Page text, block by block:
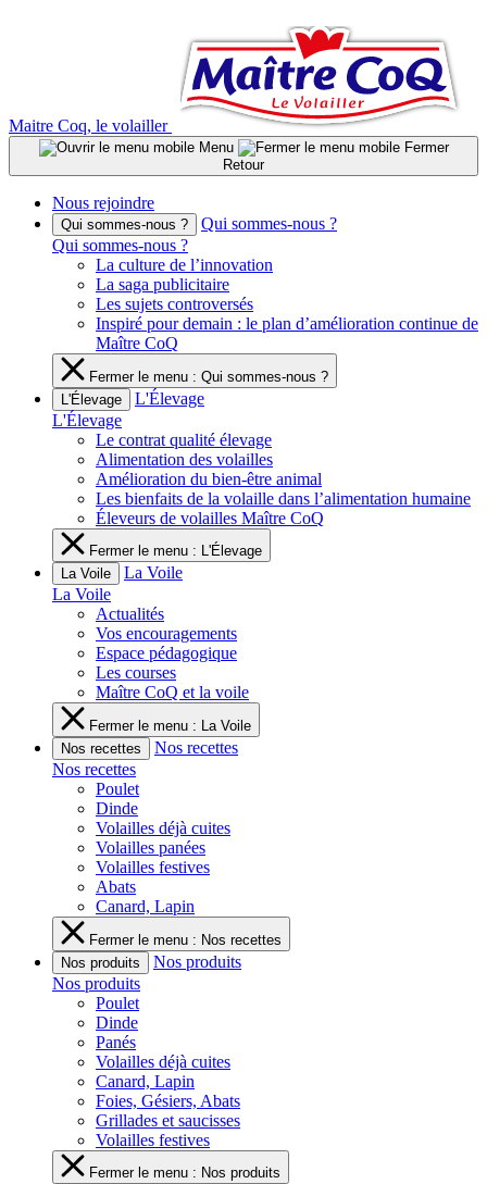
Maitre Coq, le volailler
Menu
Fermer
Retour
Nous rejoindre
Qui sommes-nous ?
Qui sommes-nous ?
Qui sommes-nous ?
La culture de l’innovation
La saga publicitaire
Les sujets controversés
Inspiré pour demain : le plan d’amélioration continue de
Maître CoQ
Fermer le menu : Qui sommes-nous ?
L'Élevage
L'Élevage
L'Élevage
Le contrat qualité élevage
Alimentation des volailles
Amélioration du bien-être animal
Les bienfaits de la volaille dans l’alimentation humaine
Éleveurs de volailles Maître CoQ
Fermer le menu : L'Élevage
La Voile
La Voile
La Voile
Actualités
Vos encouragements
Espace pédagogique
Les courses
Maître CoQ et la voile
Fermer le menu : La Voile
Nos recettes
Nos recettes
Nos recettes
Poulet
Dinde
Volailles déjà cuites
Volailles panées
Volailles festives
Abats
Canard, Lapin
Fermer le menu : Nos recettes
Nos produits
Nos produits
Nos produits
Poulet
Dinde
Panés
Volailles déjà cuites
Canard, Lapin
Foies, Gésiers, Abats
Grillades et saucisses
Volailles festives
Fermer le menu : Nos produits